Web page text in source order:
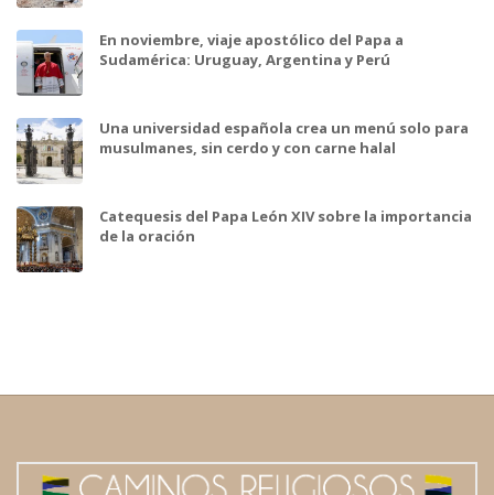
En noviembre, viaje apostólico del Papa a
Sudamérica: Uruguay, Argentina y Perú
Una universidad española crea un menú solo para
musulmanes, sin cerdo y con carne halal
Catequesis del Papa León XIV sobre la importancia
de la oración